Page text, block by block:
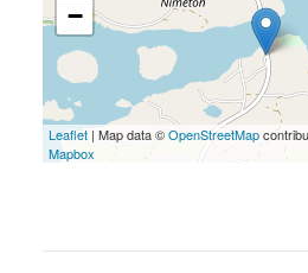
−
Leaflet| Map data ©OpenStreetMap
Mapbox